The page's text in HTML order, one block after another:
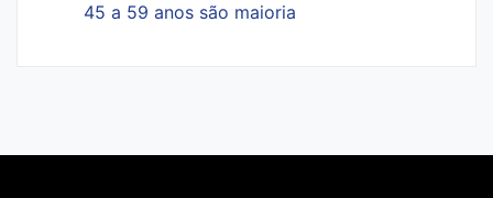
45 a 59 anos são maioria